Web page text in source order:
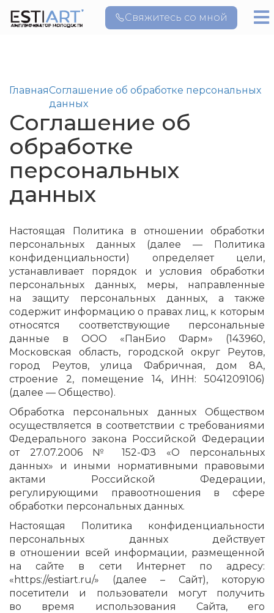
Свяжитесь со мной
ГлавнаяСоглашение об обработке персональных
данных
Соглашение об
обработке
персональных
данных
Настоящая Политика в отношении обработки
персональных данных (далее — Политика
конфиденциальности) определяет цели,
устанавливает порядок и условия обработки
персональных данных, меры, направленные
на защиту персональных данных, а также
содержит информацию о правах лиц, к которым
относятся соответствующие персональные
данные в ООО «ПанБио Фарм» (143960,
Московская область, городской округ Реутов,
город Реутов, улица Фабричная, дом 8А,
строение 2, помещение 14, ИНН: 5041209106)
(далее — Общество).
Обработка персональных данных Обществом
осуществляется в соответствии с требованиями
Федерального закона Российской Федерации
от 27.07.2006 № 152-ФЗ «О персональных
данных» и иными нормативными правовыми
актами Российской Федерации,
регулирующими правоотношения в сфере
обработки персональных данных.
Настоящая Политика конфиденциальности
персональных данных действует
в отношении всей информации, размещенной
на сайте в сети Интернет по адресу:
«https://estiart.ru/» (далее – Сайт), которую
посетители и пользователи могут получить
во время использования Сайта, его